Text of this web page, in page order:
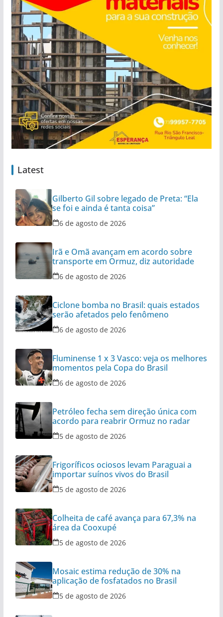
Latest
Gilberto Gil sobre legado de Preta: “Ela
se foi e ainda é tanta coisa”
6 de agosto de 2026
Irã e Omã avançam em acordo sobre
transporte em Ormuz, diz autoridade
6 de agosto de 2026
Ciclone bomba no Brasil: quais estados
serão afetados pelo fenômeno
6 de agosto de 2026
Fluminense 1 x 3 Vasco: veja os melhores
momentos pela Copa do Brasil
6 de agosto de 2026
Petróleo fecha sem direção única com
acordo para reabrir Ormuz no radar
5 de agosto de 2026
Frigoríficos ociosos levam Paraguai a
importar suínos vivos do Brasil
5 de agosto de 2026
Colheita de café avança para 67,3% na
área da Cooxupé
5 de agosto de 2026
Mosaic estima redução de 30% na
aplicação de fosfatados no Brasil
5 de agosto de 2026